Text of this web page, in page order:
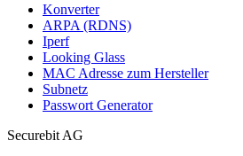
Konverter
ARPA (RDNS)
Iperf
Looking Glass
MAC Adresse zum Hersteller
Subnetz
Passwort Generator
Securebit AG